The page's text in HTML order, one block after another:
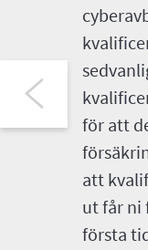
för att
att
ut får ni
första